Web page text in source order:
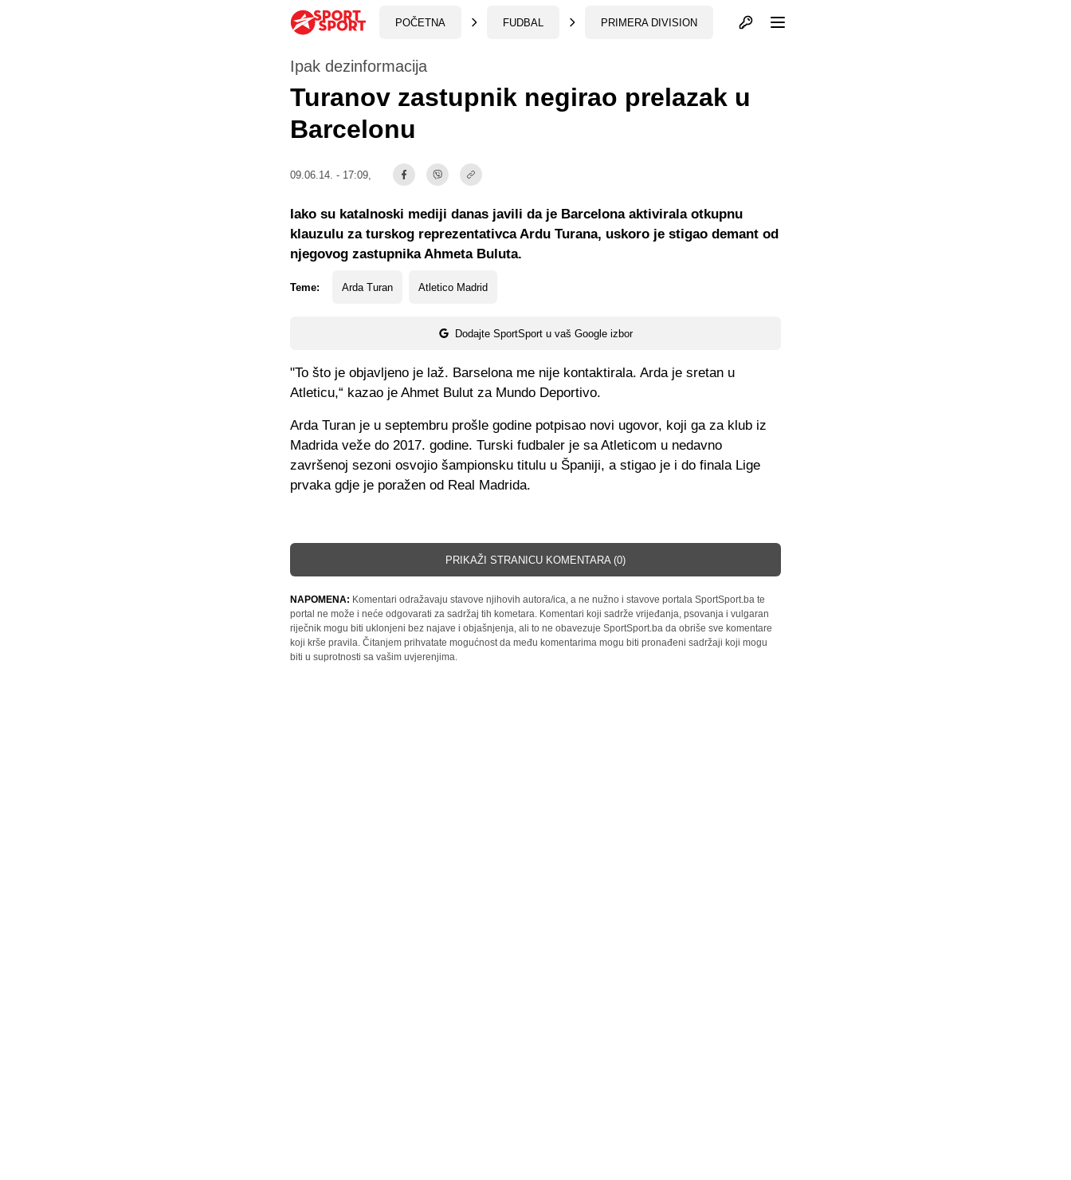
POČETNA FUDBAL PRIMERA DIVISION Otvori profil
Ipak dezinformacija
Turanov zastupnik negirao prelazak u
Barcelonu
09.06.14. - 17:09,
Teme: Arda Turan Atletico Madrid
Dodajte SportSport u vaš Google izbor
Iako su katalnoski mediji danas javili da je Barcelona aktivirala otkupnu
klauzulu za turskog reprezentativca Ardu Turana, uskoro je stigao demant od
njegovog zastupnika Ahmeta Buluta.
"To što je objavljeno je laž. Barselona me nije kontaktirala. Arda je sretan u
Atleticu,“ kazao je Ahmet Bulut za Mundo Deportivo.
Arda Turan je u septembru prošle godine potpisao novi ugovor, koji ga za klub iz
Madrida veže do 2017. godine. Turski fudbaler je sa Atleticom u nedavno
završenoj sezoni osvojio šampionsku titulu u Španiji, a stigao je i do finala Lige
prvaka gdje je poražen od Real Madrida.
PRIKAŽI STRANICU KOMENTARA (0)
NAPOMENA: Komentari odražavaju stavove njihovih autora/ica, a ne nužno i stavove portala SportSport.ba te
portal ne može i neće odgovarati za sadržaj tih kometara. Komentari koji sadrže vrijeđanja, psovanja i vulgaran
riječnik mogu biti uklonjeni bez najave i objašnjenja, ali to ne obavezuje SportSport.ba da obriše sve komentare
koji krše pravila. Čitanjem prihvatate mogućnost da među komentarima mogu biti pronađeni sadržaji koji mogu
biti u suprotnosti sa vašim uvjerenjima.